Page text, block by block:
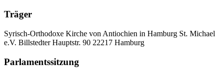
Träger
Syrisch-Orthodoxe Kirche von Antiochien in Hamburg St. Michael
e.V. Billstedter Hauptstr. 90 22217 Hamburg
Parlamentssitzung